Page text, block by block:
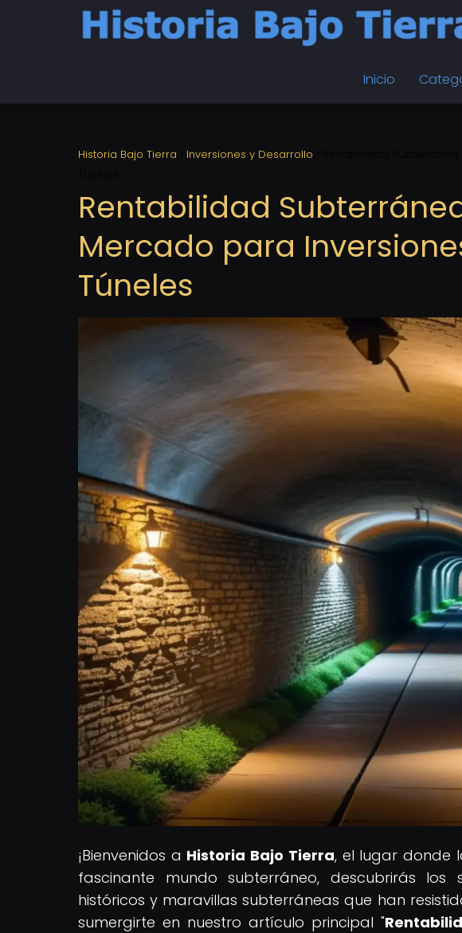
Inicio
Historia Bajo Tierra Inversiones y Desarrollo
Rentabilidad
Mercado para
Túneles
¡Bienvenidos a Historia Bajo Tierra, el lugar donde
fascinante mundo subterráneo, descubrirás
históricos y maravillas subterráneas que han
sumergirte en nuestro artículo principal "